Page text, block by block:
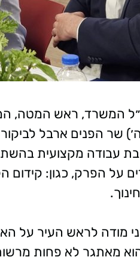
המשרד, ראש המטה,
שר הפנים ארבל
עבודה מקצועית
על הפרק, כגון: קידום
מודה לראש העיר על
הוא מאתגר לא פחות